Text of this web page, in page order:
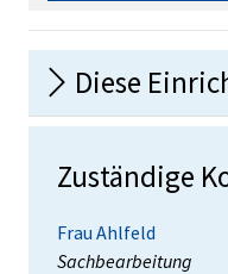
Diese
Zuständige
Frau Ahlfeld
Position:
Sachbearbeitung